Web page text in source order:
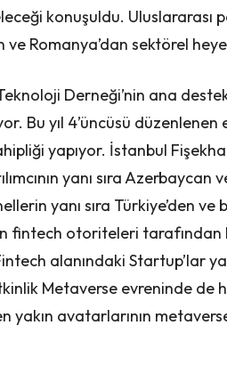
konuşuldu. Uluslararası
ve Romanya’dan sektörel
Derneği’nin ana
Bu yıl 4’üncüsü
yapıyor. İstanbul
yanı sıra
yanı sıra Türkiye’den
fintech otoriteleri tarafından
alanındaki Startup’lar
Metaverse evreninde de
yakın avatarlarının